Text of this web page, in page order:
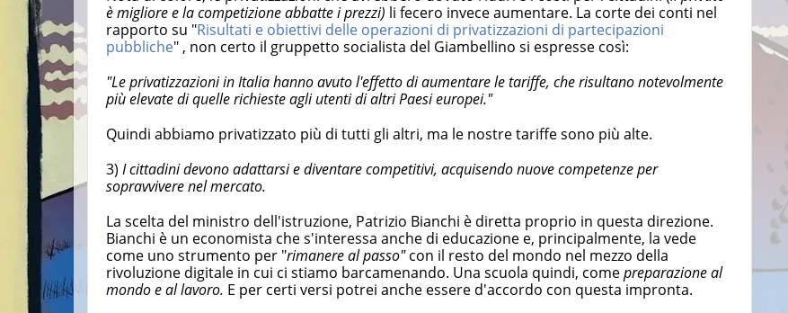
è migliore e la competizione abbatte i prezzi) li fecero invece aumentare. La corte dei conti nel
rapporto su "Risultati e obiettivi delle operazioni di privatizzazioni di partecipazioni
pubbliche" , non certo il gruppetto socialista del Giambellino si espresse così:
"Le privatizzazioni in Italia hanno avuto l'effetto di aumentare le tariffe, che risultano notevolmente
più elevate di quelle richieste agli utenti di altri Paesi europei."
Quindi abbiamo privatizzato più di tutti gli altri, ma le nostre tariffe sono più alte.
3) I cittadini devono adattarsi e diventare competitivi, acquisendo nuove competenze per
sopravvivere nel mercato.
La scelta del ministro dell'istruzione, Patrizio Bianchi è diretta proprio in questa direzione.
Bianchi è un economista che s'interessa anche di educazione e, principalmente, la vede
come uno strumento per "rimanere al passo"con il resto del mondo nel mezzo della
rivoluzione digitale in cui ci stiamo barcamenando. Una scuola quindi, comepreparazione al
mondo e al lavoro. E per certi versi potrei anche essere d'accordo con questa impronta.